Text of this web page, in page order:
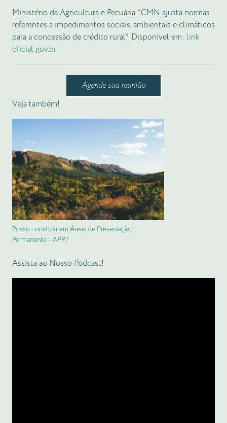
Ministério da Agricultura e Pecuária. “CMN ajusta normas
referentes a impedimentos sociais, ambientais e climáticos
para a concessão de crédito rural”. Disponível em: link
oficial gov.br
Agende sua reunião
Veja também!
Posso construir em Áreas de Preservação
Permanente – APP?
Assista ao Nosso Podcast!